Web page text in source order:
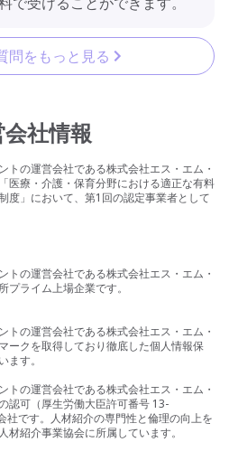
問をもっと見る
社情報
トの運営会社である株式会社エス・エム・
医療・介護・保育分野における適正な有料
度」において、第1回の認定事業者として
トの運営会社である株式会社エス・エム・
プライム上場企業です。
トの運営会社である株式会社エス・エム・
ークを取得しており徹底した個人情報保
ます。
トの運営会社である株式会社エス・エム・
認可（厚生労働大臣許可番号 13-
社です。人材紹介の専門性と倫理の向上を
材紹介事業協会に所属しています。